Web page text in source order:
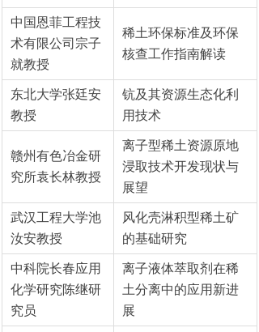
中国恩菲工程技
术有限公司宗子
就教授
稀土环保标准及环保
核查工作指南解读
东北大学张廷安
教授
钪及其资源生态化利
用技术
赣州有色冶金研
究所袁长林教授
离子型稀土资源原地
浸取技术开发现状与
展望
武汉工程大学池
汝安教授
风化壳淋积型稀土矿
的基础研究
中科院长春应用
化学研究陈继研
究员
离子液体萃取剂在稀
土分离中的应用新进
展